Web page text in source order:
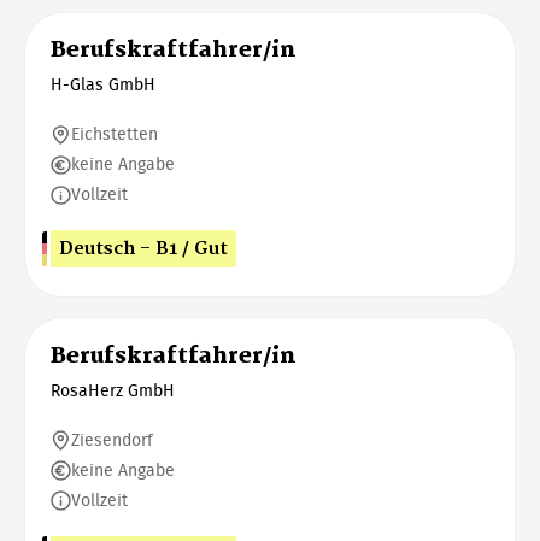
Berufskraftfahrer/in
H-Glas GmbH
Eichstetten
keine Angabe
Vollzeit
Deutsch - B1 / Gut
Berufskraftfahrer/in
RosaHerz GmbH
Ziesendorf
keine Angabe
Vollzeit